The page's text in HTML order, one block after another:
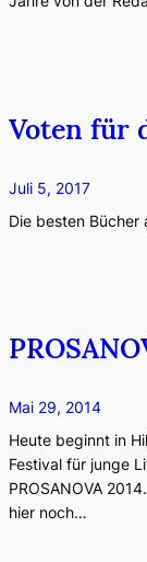
Voten für
Juli 5, 2017
Die besten Bücher
Mai 29, 2014
Heute beginnt in
Festival für junge
PROSANOVA
hier noch…